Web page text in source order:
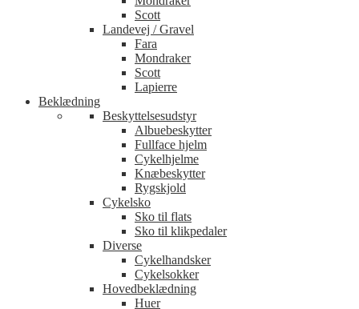
Scott
Landevej / Gravel
Fara
Mondraker
Scott
Lapierre
Beklædning
Beskyttelsesudstyr
Albuebeskytter
Fullface hjelm
Cykelhjelme
Knæbeskytter
Rygskjold
Cykelsko
Sko til flats
Sko til klikpedaler
Diverse
Cykelhandsker
Cykelsokker
Hovedbeklædning
Huer